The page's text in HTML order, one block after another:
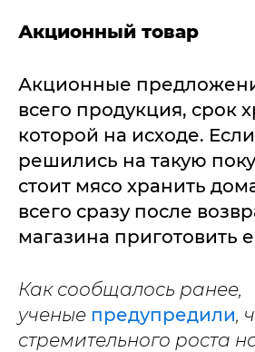
Акционный товар
Акционные
всего продукция, срок
которой на исходе.
решились на такую
стоит мясо хранить
всего сразу после
магазина приготовить
Как сообщалось ранее,
ученые предупредили,
стремительного роста